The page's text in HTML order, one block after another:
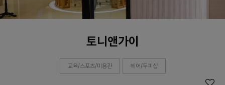
토니앤가이
교육/스포츠/미용관 헤어/두피샵